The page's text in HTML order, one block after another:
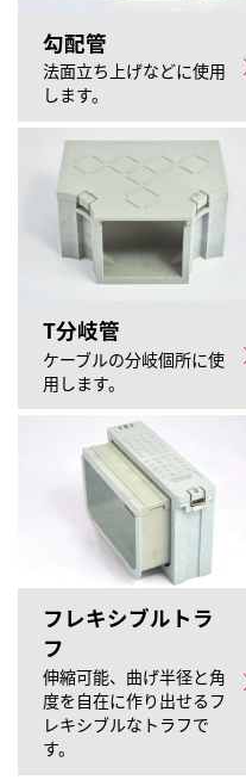
勾配管
法面立ち上げなどに使用
します。
T分岐管
ケーブルの分岐個所に使
用します。
フレキシブルトラ
フ
伸縮可能、曲げ半径と角
度を自在に作り出せるフ
レキシブルなトラフで
す。